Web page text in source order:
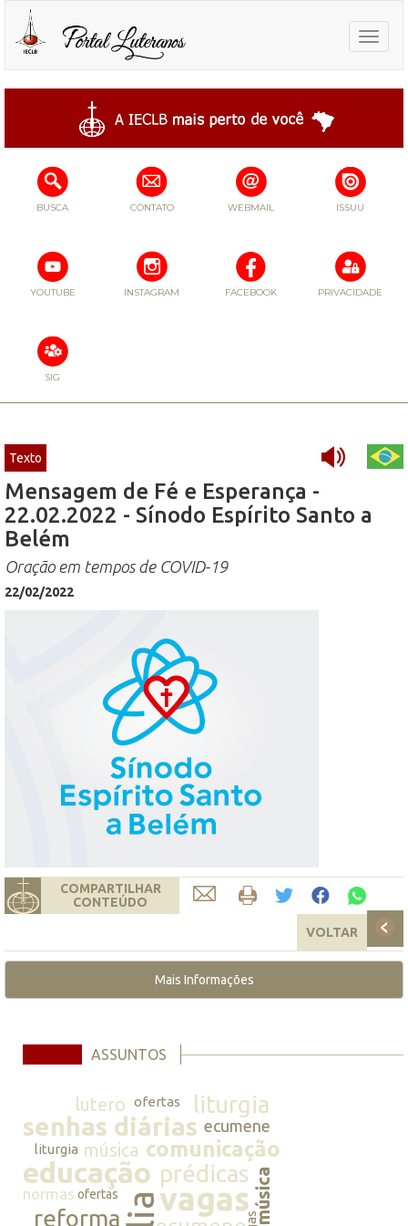
Toggle
BUSCA CONTATO WEBMAIL ISSUU
YOUTUBE INSTAGRAM FACEBOOK PRIVACIDADE
SIG
Texto
Mensagem de Fé e Esperança -
22.02.2022 - Sínodo Espírito Santo a
Belém
Oração em tempos de COVID-19
22/02/2022
COMPARTILHAR
CONTEÚDO
VOLTAR
Mais Informações
ASSUNTOS
lutero ofertas liturgia
senhas diárias ecumene
liturgia música comunicação
educação prédicasmúsica
normas ofertas vagas
reforma